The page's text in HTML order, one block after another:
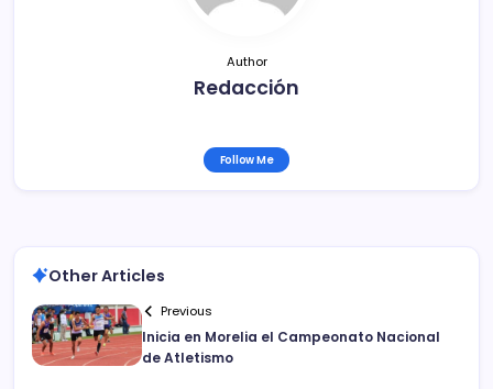
Author
Redacción
Follow Me
Other Articles
Previous
Inicia en Morelia el Campeonato Nacional
de Atletismo